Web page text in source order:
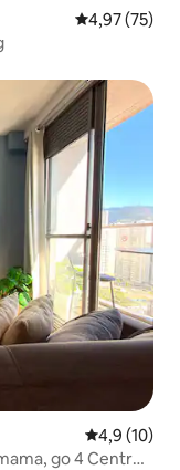
Средна
4,97 (75)
Средна
4,9 (10)
до 4 Centro